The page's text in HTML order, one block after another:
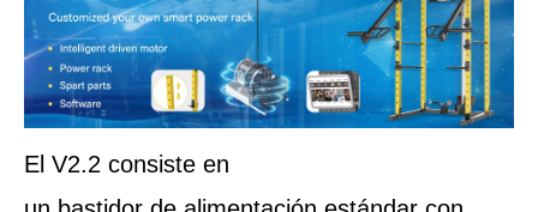
El V2.2 consiste en